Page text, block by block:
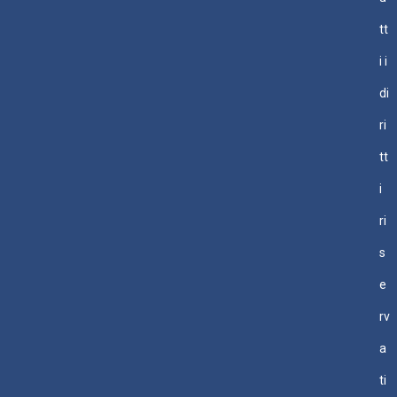
tt
i i
di
ri
tt
i
ri
s
e
rv
a
ti